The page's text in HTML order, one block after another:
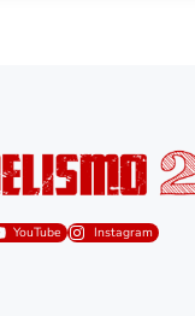
YouTube Instagram